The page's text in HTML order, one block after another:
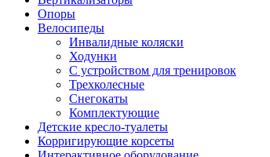
Опоры
Велосипеды
Инвалидные коляски
Ходунки
С устройством для тренировок
Трехколесные
Снегокаты
Комплектующие
Детские кресло-туалеты
Корригирующие корсеты